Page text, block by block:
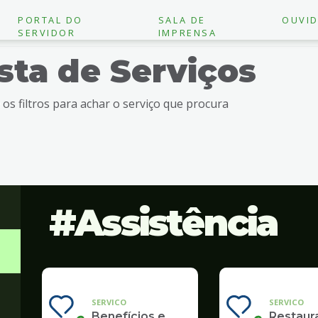
PORTAL DO
SERVIDOR
SALA DE
IMPRENSA
de Serviços
os filtros para achar o serviço que procura
Assistência
SERVICO SERVICO